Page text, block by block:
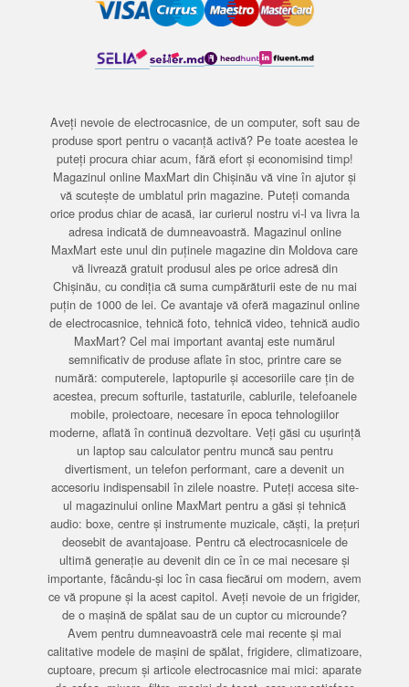
Aveți nevoie de electrocasnice, de un computer, soft sau de
produse sport pentru o vacanță activă? Pe toate acestea le
puteți procura chiar acum, fără efort și economisind timp!
Magazinul online MaxMart din Chișinău vă vine în ajutor și
vă scutește de umblatul prin magazine. Puteți comanda
orice produs chiar de acasă, iar curierul nostru vi-l va livra la
adresa indicată de dumneavoastră. Magazinul online
MaxMart este unul din puținele magazine din Moldova care
vă livrează gratuit produsul ales pe orice adresă din
Chișinău, cu condiția că suma cumpărăturii este de nu mai
puțin de 1000 de lei. Ce avantaje vă oferă magazinul online
de electrocasnice, tehnică foto, tehnică video, tehnică audio
MaxMart? Cel mai important avantaj este numărul
semnificativ de produse aflate în stoc, printre care se
numără: computerele, laptopurile și accesoriile care țin de
acestea, precum softurile, tastaturile, cablurile, telefoanele
mobile, proiectoare, necesare în epoca tehnologiilor
moderne, aflată în continuă dezvoltare. Veți găsi cu ușurință
un laptop sau calculator pentru muncă sau pentru
divertisment, un telefon performant, care a devenit un
accesoriu indispensabil în zilele noastre. Puteți accesa site-
ul magazinului online MaxMart pentru a găsi și tehnică
audio: boxe, centre și instrumente muzicale, căști, la prețuri
deosebit de avantajoase. Pentru că electrocasnicele de
ultimă generație au devenit din ce în ce mai necesare și
importante, făcându-și loc în casa fiecărui om modern, avem
ce vă propune și la acest capitol. Aveți nevoie de un frigider,
de o mașină de spălat sau de un cuptor cu microunde?
Avem pentru dumneavoastră cele mai recente și mai
calitative modele de mașini de spălat, frigidere, climatizoare,
cuptoare, precum și articole electrocasnice mai mici: aparate